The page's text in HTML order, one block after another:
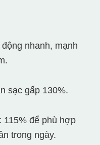
nhanh, mạnh
sạc gấp 130%.
để phù hợp
trong ngày.